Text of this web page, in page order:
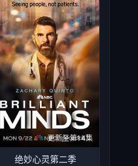
更新至第14集
绝妙心灵第二季